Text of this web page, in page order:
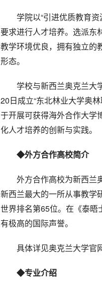
学院以“引进优质教育
要求进行人才培养。选派东
教学环境优良，拥有独立的
形态。
学校与新西兰奥克兰大
20日成立“东北林业大学奥
于开展可获得海外合作大学
化人才培养的创新与实践。
◆外方合作高校简介
外方合作高校为新西兰
新西兰最大的一所从事教学
世界排名第65位。在《泰
有极高的国际声誉。
具体详见奥克兰大学官网
◆专业介绍